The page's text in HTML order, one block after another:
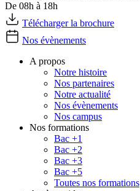
De 08h à 18h
Télécharger la brochure
Nos évènements
A propos
Notre histoire
Nos partenaires
Notre actualité
Nos évènements
Nos campus
Nos formations
Bac +1
Bac +2
Bac +3
Bac +5
Toutes nos formations